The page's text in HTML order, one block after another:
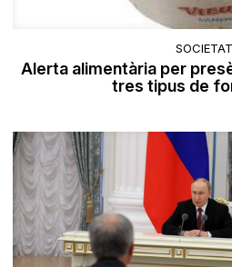
SOCIETAT
Alerta alimentària per
tres tipus de